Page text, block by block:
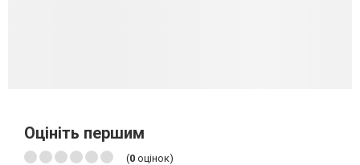
Оцініть першим
(0 оцінок)